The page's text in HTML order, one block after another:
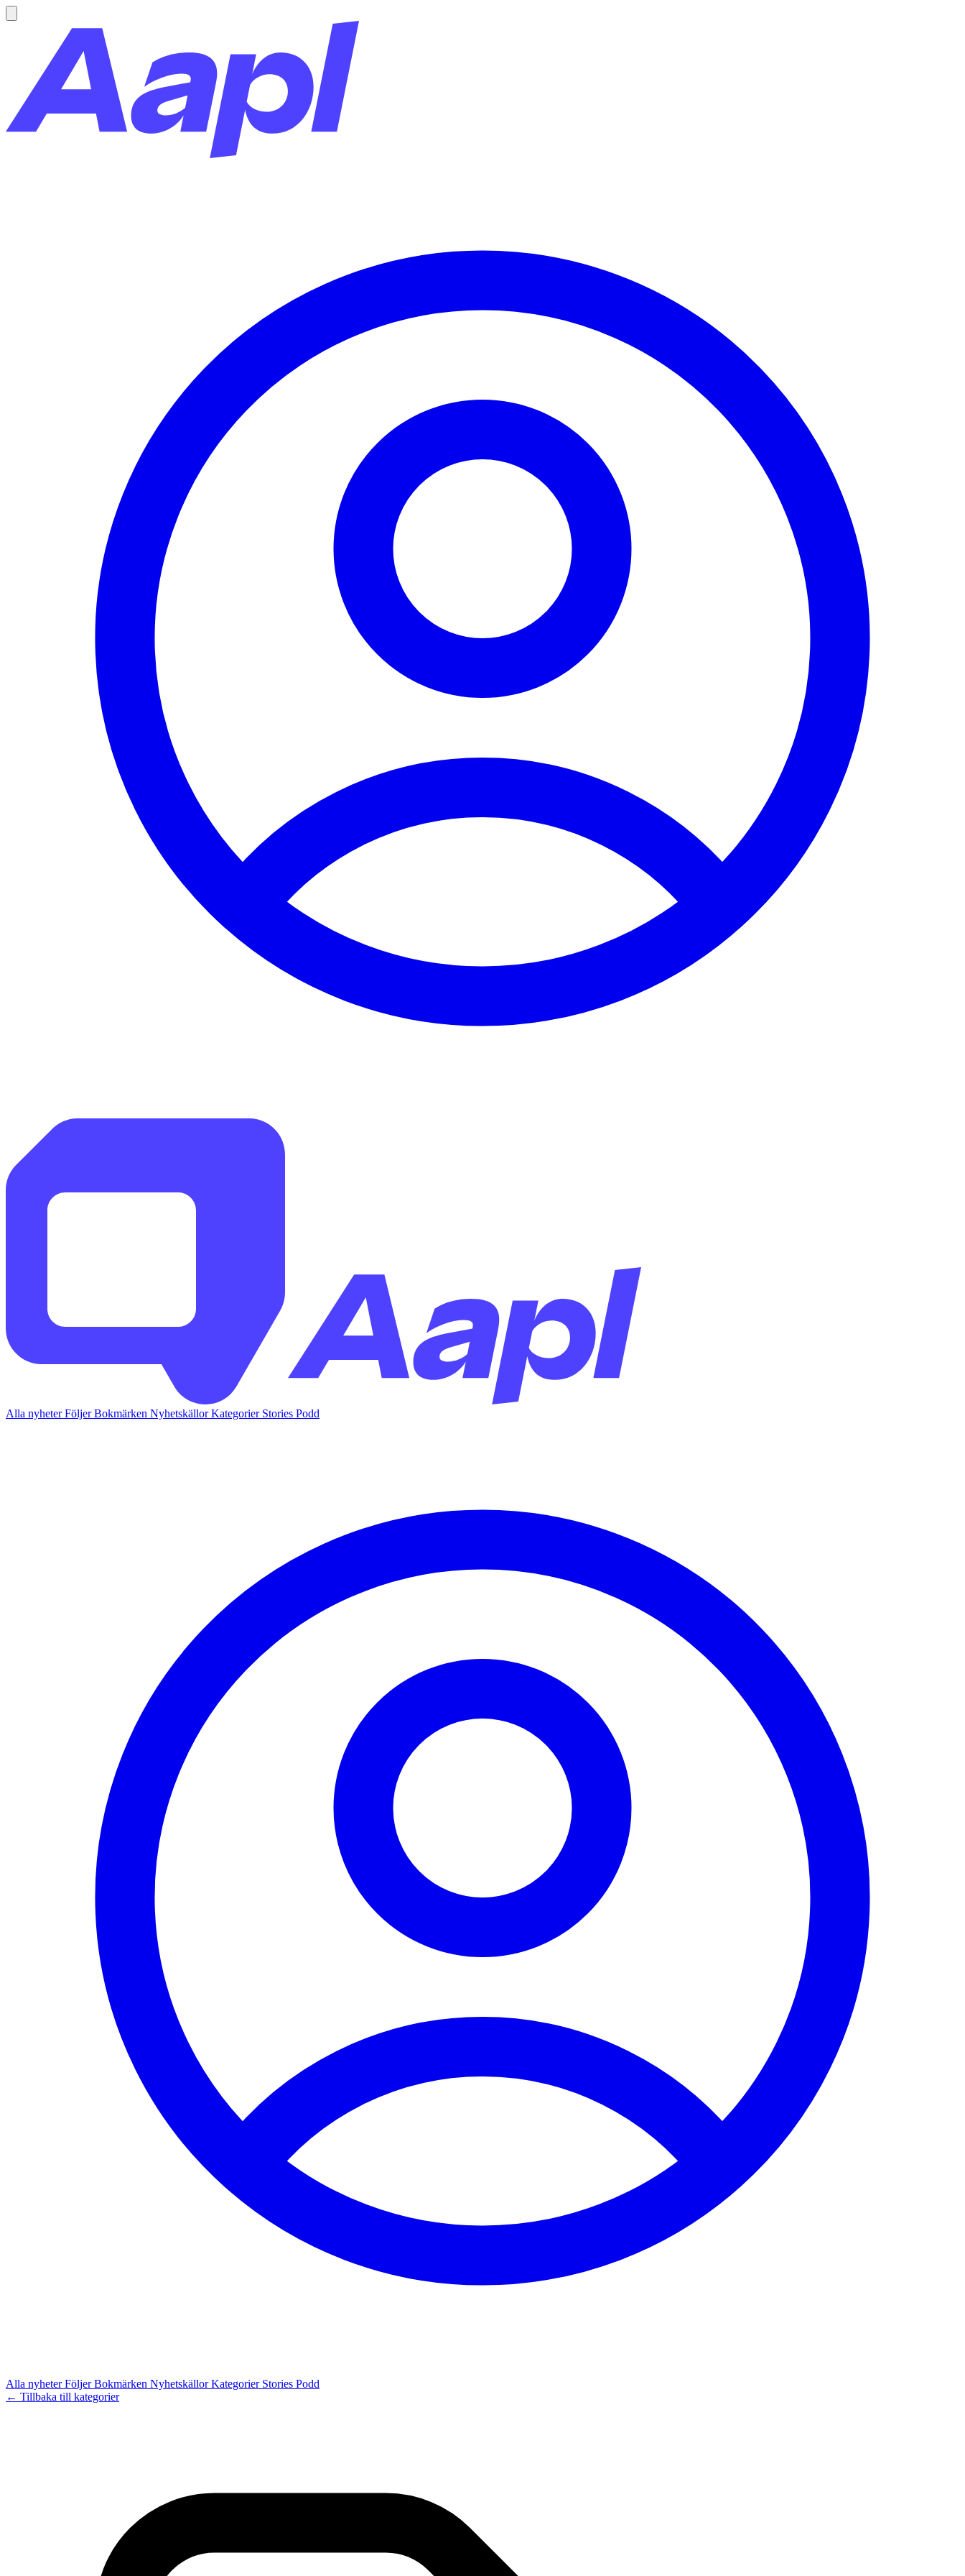
Alla nyheterFöljerBokmärken NyhetskällorKategorier Stories Podd
Alla nyheterFöljerBokmärken NyhetskällorKategorier Stories Podd
← Tillbaka till kategorier